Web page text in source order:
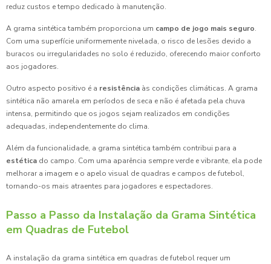
reduz custos e tempo dedicado à manutenção.
A grama sintética também proporciona um campo de jogo mais seguro.
Com uma superfície uniformemente nivelada, o risco de lesões devido a
buracos ou irregularidades no solo é reduzido, oferecendo maior conforto
aos jogadores.
Outro aspecto positivo é a resistência às condições climáticas. A grama
sintética não amarela em períodos de seca e não é afetada pela chuva
intensa, permitindo que os jogos sejam realizados em condições
adequadas, independentemente do clima.
Além da funcionalidade, a grama sintética também contribui para a
estética do campo. Com uma aparência sempre verde e vibrante, ela pode
melhorar a imagem e o apelo visual de quadras e campos de futebol,
tornando-os mais atraentes para jogadores e espectadores.
Passo a Passo da Instalação da Grama Sintética
em Quadras de Futebol
A instalação da grama sintética em quadras de futebol requer um